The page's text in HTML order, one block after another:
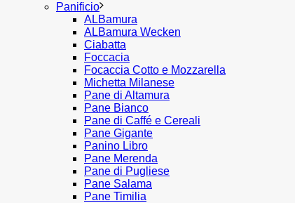
Panificio
ALBamura
ALBamura Wecken
Ciabatta
Foccacia
Focaccia Cotto e Mozzarella
Michetta Milanese
Pane di Altamura
Pane Bianco
Pane di Caffé e Cereali
Pane Gigante
Panino Libro
Pane Merenda
Pane di Pugliese
Pane Salama
Pane Timilia